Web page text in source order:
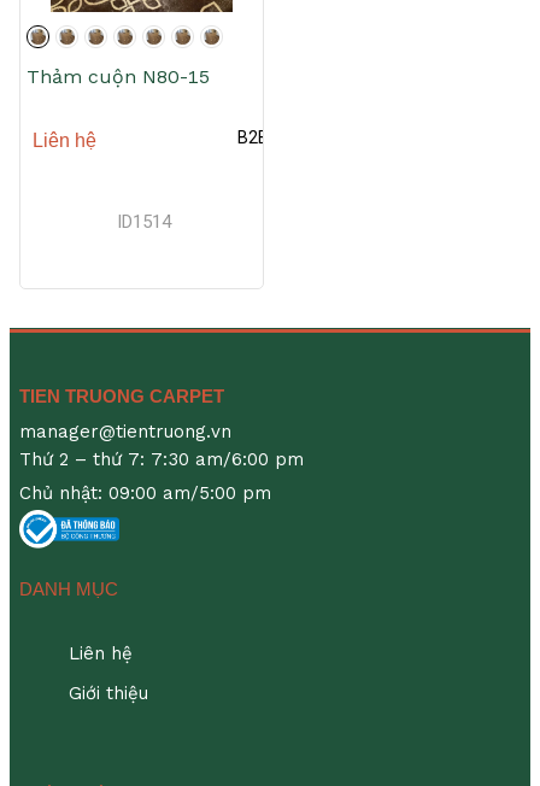
Thảm cuộn N80-15
Liên hệ B2B
ID1514
TIEN TRUONG CARPET
manager@tientruong.vn
Thứ 2 – thứ 7: 7:30 am/6:00 pm
Chủ nhật: 09:00 am/5:00 pm
DANH MỤC
Liên hệ
Giới thiệu